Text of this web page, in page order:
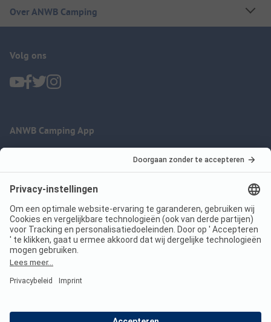
Over ANWB Camping
Volg ons
ANWB Camping App
Imprint
Jouw privacy
Voorwaarden
Wet digitale diensten